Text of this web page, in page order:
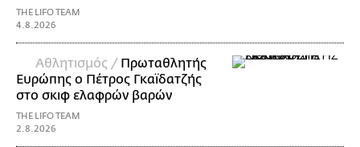
THE LIFO TEAM
4.8.2026
Αθλητισμός / Πρωταθλητής
Ευρώπης ο Πέτρος Γκαϊδατζής
στο σκιφ ελαφρών βαρών
THE LIFO TEAM
2.8.2026